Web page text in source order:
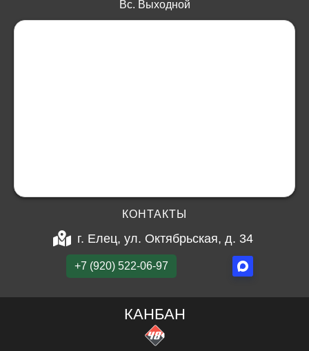
Вс. Выходной
КОНТАКТЫ
г. Елец, ул. Октябрьская, д. 34
+7 (920) 522-06-97
КАНБАН